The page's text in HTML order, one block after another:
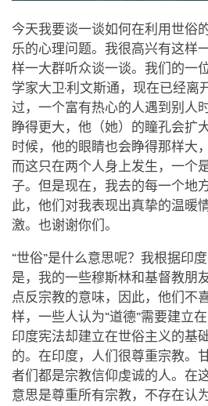
今天我要谈一谈如何在利用世俗
乐的心理问题。我很高兴有这样
样一大群听众谈一谈。我们的一
学家大卫·利文斯通，现在已经离
过，一个富有热心的人遇到别人
睁得更大，他（她）的瞳孔会扩
时候，他的眼睛也会睁得那样大
而这只在两个人身上发生，一个
子。但是现在，我去的每一个地
此，他们对我表现出真挚的温暖
激。也谢谢你们。
“世俗”是什么意思呢？我根据印
是，我的一些穆斯林和基督教朋
点反宗教的意味，因此，他们不
样，一些人认为“道德”需要建立
印度宪法却建立在世俗主义的基
的。在印度，人们很尊重宗教。
者们都是宗教信仰虔诚的人。在
意思是尊重所有宗教，不存在认